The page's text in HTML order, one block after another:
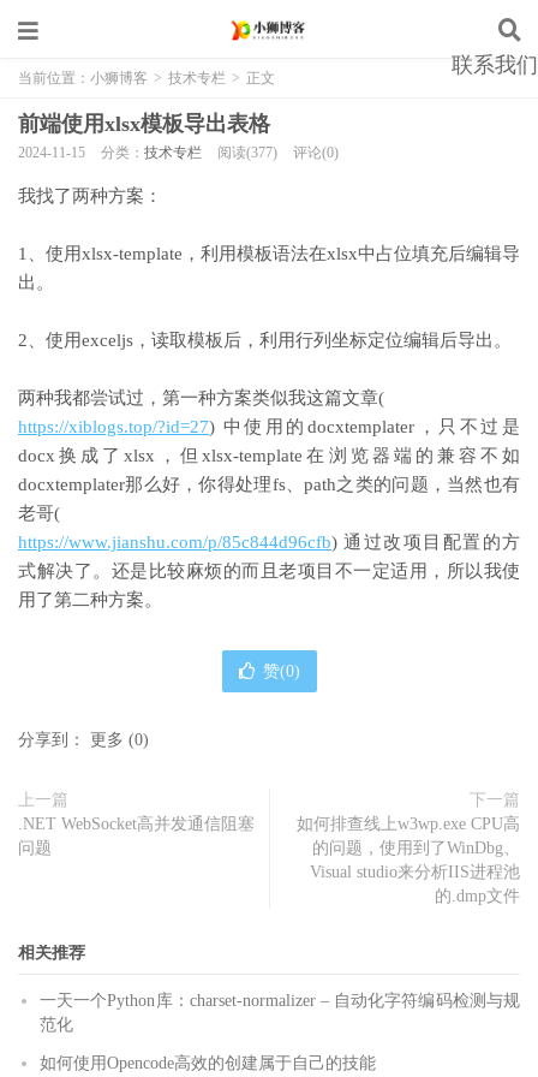
联系我们
当前位置： 小狮博客 > 技术专栏 > 正文
前端使用xlsx模板导出表格
2024-11-15 分类： 技术专栏 阅读(377) 评论(0)
我找了两种方案：
1、使用xlsx-template，利用模板语法在xlsx中占位填充后编辑导
出。
2、使用exceljs，读取模板后，利用行列坐标定位编辑后导出。
两种我都尝试过，第一种方案类似我这篇文章(
https://xiblogs.top/?id=27) 中使用的docxtemplater，只不过是
docx换成了xlsx，但xlsx-template在浏览器端的兼容不如
docxtemplater那么好，你得处理fs、path之类的问题，当然也有
老哥(
https://www.jianshu.com/p/85c844d96cfb) 通过改项目配置的方
式解决了。还是比较麻烦的而且老项目不一定适用，所以我使
用了第二种方案。
赞(0)
分享到： 更多 (0)
上一篇
.NET WebSocket高并发通信阻塞
问题
下一篇
如何排查线上w3wp.exe CPU高
的问题，使用到了WinDbg、
Visual studio来分析IIS进程池
的.dmp文件
相关推荐
一天一个Python库：charset-normalizer – 自动化字符编码检测与规
范化
如何使用Opencode高效的创建属于自己的技能